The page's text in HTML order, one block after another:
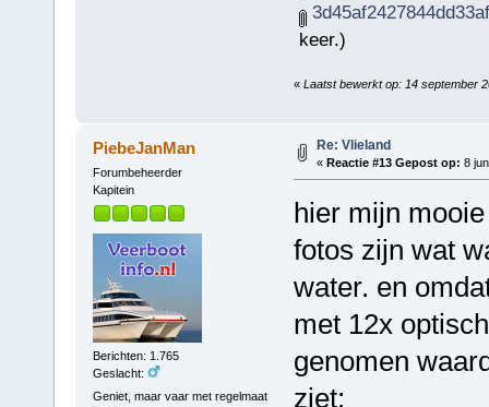
keer.)
« Laatst bewerkt op: 14 september
PiebeJanMan
Forumbeheerder
Kapitein
Berichten: 1.765
Geslacht:
Geniet, maar vaar met regelmaat
Re: Vlieland
« Reactie #13 Gepost op: 8
hier mijn
fotos zijn wat
water. en
met 12x
genomen
ziet: